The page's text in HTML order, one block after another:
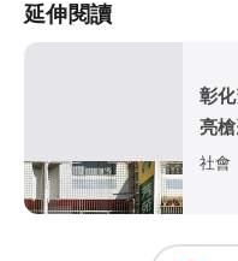
延伸閱讀
彰
亮
社會